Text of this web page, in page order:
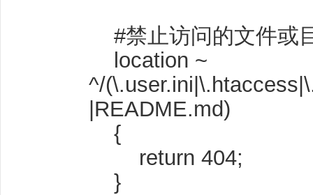
#禁止访问的文件或
location ~
^/
|README.md)
{
return 404;
}